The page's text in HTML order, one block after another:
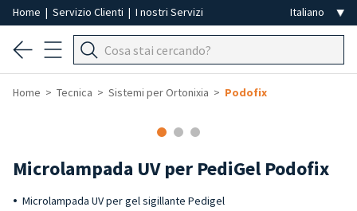
Home | Servizio Clienti | I nostri Servizi
Home Tecnica Sistemi per Ortonixia Podofix
Microlampada UV per PediGel Podofix
Microlampada UV per gel sigillante Pedigel